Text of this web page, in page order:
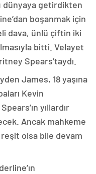
dünyaya getirdikten
boşanmak için
dava, ünlü çiftin iki
bitti. Velayet
Spears’taydı.
James, 18 yaşına
Kevin
yıllardır
Ancak mahkeme
olsa bile devam